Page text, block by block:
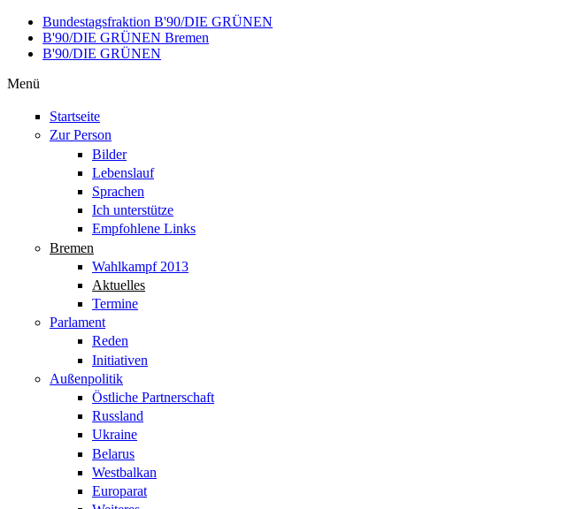
Direkt zum Inhalt
Bundestagsfraktion B'90/DIE GRÜNEN
B'90/DIE GRÜNEN Bremen
B'90/DIE GRÜNEN
Menü
Startseite
Zur Person
Bilder
Lebenslauf
Sprachen
Ich unterstütze
Empfohlene Links
Bremen
Wahlkampf 2013
Aktuelles
Termine
Parlament
Reden
Initiativen
Außenpolitik
Östliche Partnerschaft
Russland
Ukraine
Belarus
Westbalkan
Europarat